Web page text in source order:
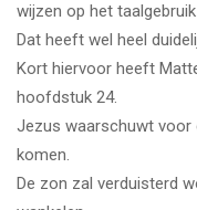
wijzen op het
Dat heeft wel heel
Kort hiervoor heeft
hoofdstuk 24.
Jezus waarschuwt voor
komen.
De zon zal verduisterd